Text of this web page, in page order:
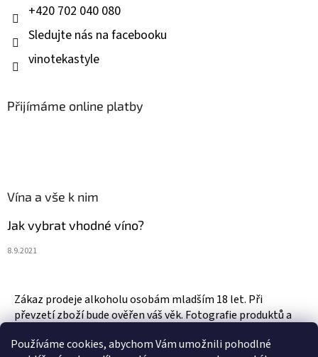
Používáme cookies, abychom Vám umožnili pohodlné
+420 702 040 080
Sledujte nás na facebooku
vinotekastyle
Přijímáme online platby
Vína a vše k nim
Jak vybrat vhodné víno?
8.9.2021
Zákaz prodeje alkoholu osobám mladším 18 let. Při
převzetí zboží bude ověřen váš věk. Fotografie produktů a